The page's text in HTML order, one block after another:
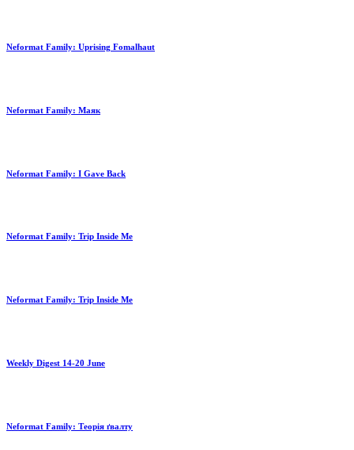
Neformat Family: Uprising Fomalhaut
Neformat Family: Маяк
Neformat Family: I Gave Back
Neformat Family: Trip Inside Me
Neformat Family: Trip Inside Me
Weekly Digest 14-20 June
Neformat Family: Теорія ґвалту